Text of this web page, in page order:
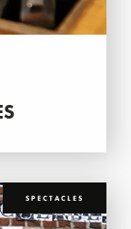
SPECTACLES